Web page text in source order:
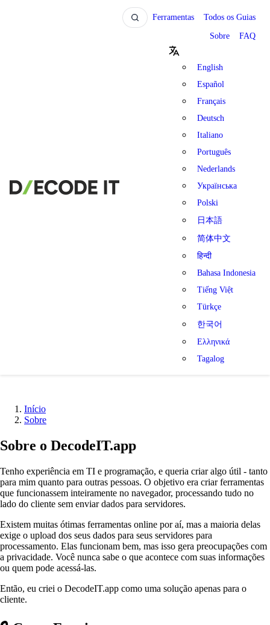
Ferramentas Todos os Guias
Sobre FAQ
English
Español
Français
Deutsch
Italiano
Português
Nederlands
Українська
Polski
日本語
简体中文
हिन्दी
Bahasa Indonesia
Tiếng Việt
Türkçe
한국어
Ελληνικά
Tagalog
Início
Sobre
Sobre o DecodeIT.app
Tenho experiência em TI e programação, e queria criar algo útil - tanto
para mim quanto para outras pessoas. O objetivo era criar ferramentas
que funcionassem inteiramente no navegador, processando tudo no
lado do cliente sem enviar dados para servidores.
Existem muitas ótimas ferramentas online por aí, mas a maioria delas
exige o upload dos seus dados para seus servidores para
processamento. Elas funcionam bem, mas isso gera preocupações com
a privacidade. Você nunca sabe o que acontece com suas informações
ou quem pode acessá-las.
Então, eu criei o DecodeIT.app como uma solução apenas para o
cliente.